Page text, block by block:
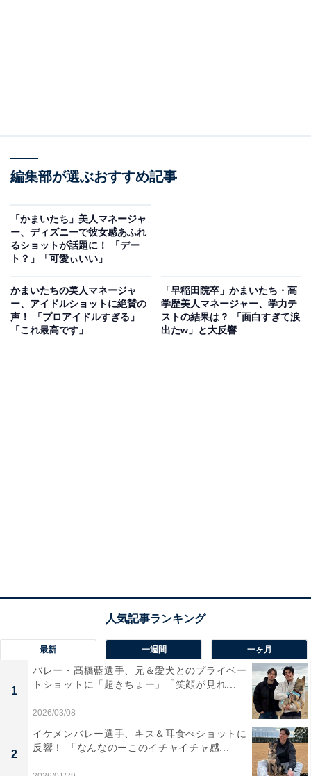
編集部が選ぶおすすめ記事
「かまいたち」美人マネージャ
ー、ディズニーで彼女感あふれ
るショットが話題に！ 「デー
ト？」「可愛ぃいい」
かまいたちの美人マネージャ
ー、アイドルショットに絶賛の
声！ 「プロアイドルすぎる」
「これ最高です」
「早稲田院卒」かまいたち・高
学歴美人マネージャー、学力テ
ストの結果は？ 「面白すぎて涙
出たw」と大反響
最新 一週間 一ヶ月
1
バレー・髙橋藍選手、兄＆愛犬とのプライベー
トショットに「超きちょー」「笑顔が見れ...
2026/03/08
2
イケメンバレー選手、キス＆耳食べショットに
反響！ 「なんなのーこのイチャイチャ感...